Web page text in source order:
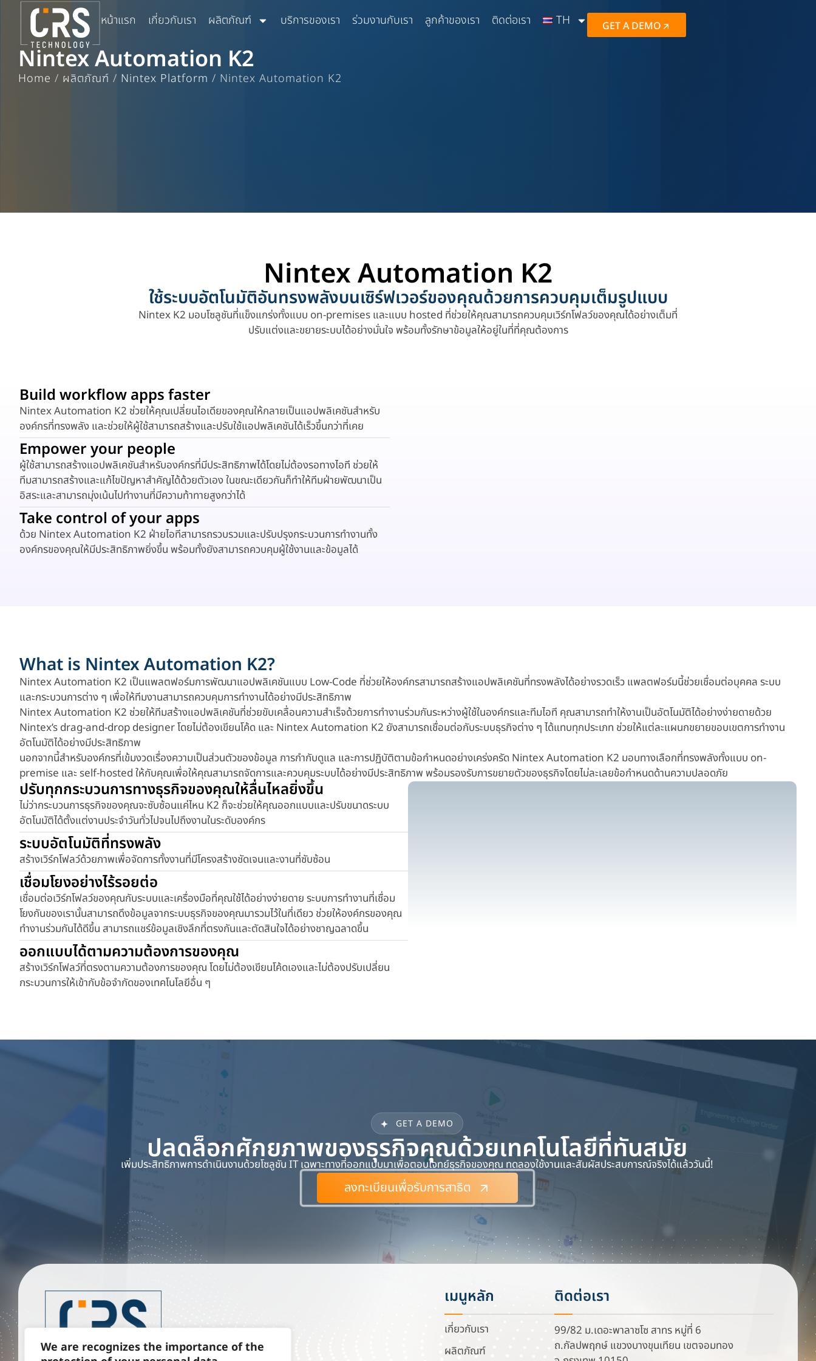
We are recognizes the importance of the
หน้าแรก เกี่ยวกับเรา ผลิตภัณฑ์ บริการของเรา ร่วมงานกับเรา ลูกค้าของเรา ติดต่อเรา TH GET A DEMO
Nintex Automation K2
Home / ผลิตภัณฑ์ / Nintex Platform / Nintex Automation K2
Nintex Automation K2
ใช้ระบบอัตโนมัติอันทรงพลังบนเซิร์ฟเวอร์ของคุณด้วยการควบคุมเต็มรูปแบบ
Nintex K2 มอบโซลูชันที่แข็งแกร่งทั้งแบบ on-premises และแบบ hosted ที่ช่วยให้คุณสามารถควบคุมเวิร์กโฟลว์ของคุณได้อย่างเต็มที่
ปรับแต่งและขยายระบบได้อย่างมั่นใจ พร้อมทั้งรักษาข้อมูลให้อยู่ในที่ที่คุณต้องการ
Build workflow apps faster
Nintex Automation K2 ช่วยให้คุณเปลี่ยนไอเดียของคุณให้กลายเป็นแอปพลิเคชันสำหรับ
องค์กรที่ทรงพลัง และช่วยให้ผู้ใช้สามารถสร้างและปรับใช้แอปพลิเคชันได้เร็วขึ้นกว่าที่เคย
Empower your people
ผู้ใช้สามารถสร้างแอปพลิเคชันสำหรับองค์กรที่มีประสิทธิภาพได้โดยไม่ต้องรอทางไอที ช่วยให้
ทีมสามารถสร้างและแก้ไขปัญหาสำคัญได้ด้วยตัวเอง ในขณะเดียวกันก็ทำให้ทีมฝ่ายพัฒนาเป็น
อิสระและสามารถมุ่งเน้นไปทำงานที่มีความท้าทายสูงกว่าได้
Take control of your apps
ด้วย Nintex Automation K2 ฝ่ายไอทีสามารถรวบรวมและปรับปรุงกระบวนการทำงานทั้ง
องค์กรของคุณให้มีประสิทธิภาพยิ่งขึ้น พร้อมทั้งยังสามารถควบคุมผู้ใช้งานและข้อมูลได้
What is Nintex Automation K2?
Nintex Automation K2 เป็นแพลตฟอร์มการพัฒนาแอปพลิเคชันแบบ Low-Code ที่ช่วยให้องค์กรสามารถสร้างแอปพลิเคชันที่ทรงพลังได้อย่างรวดเร็ว แพลตฟอร์มนี้ช่วยเชื่อมต่อบุคคล ระบบ
และกระบวนการต่าง ๆ เพื่อให้ทีมงานสามารถควบคุมการทำงานได้อย่างมีประสิทธิภาพ
Nintex Automation K2 ช่วยให้ทีมสร้างแอปพลิเคชันที่ช่วยขับเคลื่อนความสำเร็จด้วยการทำงานร่วมกันระหว่างผู้ใช้ในองค์กรและทีมไอที คุณสามารถทำให้งานเป็นอัตโนมัติได้อย่างง่ายดายด้วย
Nintex’s drag-and-drop designer โดยไม่ต้องเขียนโค้ด และ Nintex Automation K2 ยังสามารถเชื่อมต่อกับระบบธุรกิจต่าง ๆ ได้แทบทุกประเภท ช่วยให้แต่ละแผนกขยายขอบเขตการทำงาน
อัตโนมัติได้อย่างมีประสิทธิภาพ
นอกจากนี้สำหรับองค์กรที่เข้มงวดเรื่องความเป็นส่วนตัวของข้อมูล การกำกับดูแล และการปฏิบัติตามข้อกำหนดอย่างเคร่งครัด Nintex Automation K2 มอบทางเลือกที่ทรงพลังทั้งแบบ on-
premise และ self-hosted ให้กับคุณเพื่อให้คุณสามารถจัดการและควบคุมระบบได้อย่างมีประสิทธิภาพ พร้อมรองรับการขยายตัวของธุรกิจโดยไม่ละเลยข้อกำหนดด้านความปลอดภัย
ปรับทุกกระบวนการทางธุรกิจของคุณให้ลื่นไหลยิ่งขึ้น
ไม่ว่ากระบวนการธุรกิจของคุณจะซับซ้อนแค่ไหน K2 ก็จะช่วยให้คุณออกแบบและปรับขนาดระบบ
อัตโนมัติได้ตั้งแต่งานประจำวันทั่วไปจนไปถึงงานในระดับองค์กร
ระบบอัตโนมัติที่ทรงพลัง
สร้างเวิร์กโฟลว์ด้วยภาพเพื่อจัดการทั้งงานที่มีโครงสร้างชัดเจนและงานที่ซับซ้อน
เชื่อมโยงอย่างไร้รอยต่อ
เชื่อมต่อเวิร์กโฟลว์ของคุณกับระบบและเครื่องมือที่คุณใช้ได้อย่างง่ายดาย ระบบการทำงานที่เชื่อม
โยงกันของเรานั้นสามารถดึงข้อมูลจากระบบธุรกิจของคุณมารวมไว้ในที่เดียว ช่วยให้องค์กรของคุณ
ทำงานร่วมกันได้ดีขึ้น สามารถแชร์ข้อมูลเชิงลึกที่ตรงกันและตัดสินใจได้อย่างชาญฉลาดขึ้น
ออกแบบได้ตามความต้องการของคุณ
สร้างเวิร์กโฟลว์ที่ตรงตามความต้องการของคุณ โดยไม่ต้องเขียนโค้ดเองและไม่ต้องปรับเปลี่ยน
กระบวนการให้เข้ากับข้อจำกัดของเทคโนโลยีอื่น ๆ
GET A DEMO
ปลดล็อกศักยภาพของธุรกิจคุณด้วยเทคโนโลยีที่ทันสมัย
เพิ่มประสิทธิภาพการดำเนินงานด้วยโซลูชัน IT เฉพาะทางที่ออกแบบมาเพื่อตอบโจทย์ธุรกิจของคุณ ทดลองใช้งานและสัมผัสประสบการณ์จริงได้แล้ววันนี้!
ลงทะเบียนเพื่อรับการสาธิต
เมนูหลัก
เกี่ยวกับเรา
ผลิตภัณฑ์
ติดต่อเรา
99/82 ม.เดอะพาลาซโซ สาทร หมู่ที่ 6
ถ.กัลปพฤกษ์ แขวงบางขุนเทียน เขตจอมทอง